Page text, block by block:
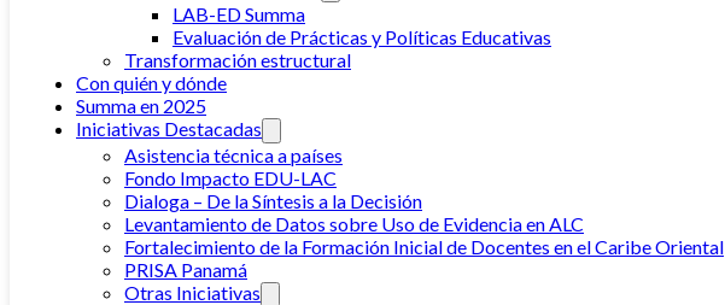
LAB-ED Summa
Evaluación de Prácticas y Políticas Educativas
Transformación estructural
Con quién y dónde
Summa en 2025
Iniciativas Destacadas
Asistencia técnica a países
Fondo Impacto EDU-LAC
Dialoga – De la Síntesis a la Decisión
Levantamiento de Datos sobre Uso de Evidencia en ALC
Fortalecimiento de la Formación Inicial de Docentes en el Caribe Oriental
PRISA Panamá
Otras Iniciativas